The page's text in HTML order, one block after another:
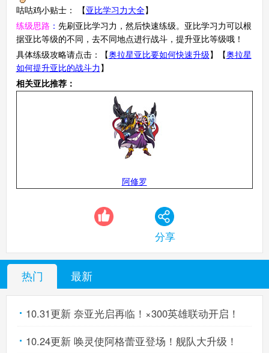
奥拉星手机版 搜
咕咕鸡小贴士： 【亚比学习力大全】
练级思路 ： 先刷亚比学习力，然后快速练级。亚比学习力可以根
据亚比等级的不同，去不同地点进行战斗，提升亚比等级哦！
具体练级攻略请点击：【奥拉星亚比要如何快速升级】【奥拉星
如何提升亚比的战斗力 】
相关亚比推荐：
阿修罗
分享
热门 最新
10.31更新 奈亚光启再临！×300英雄联动开启！
10.24更新 唤灵使阿格蕾亚登场！舰队大升级！